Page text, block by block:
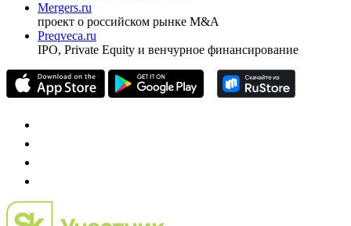
Investfunds
универсальный ресурс по фондовому рынку для
частного инвестора России
проект о российском рынке M&A
Preqveca.ru